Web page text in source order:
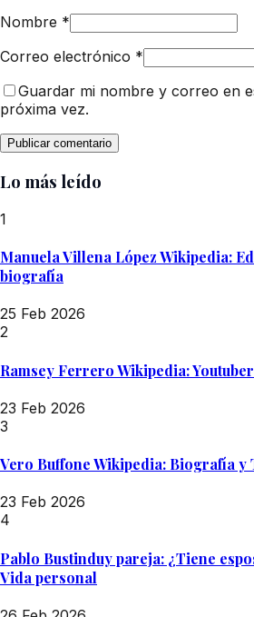
Nombre *
Correo electrónico *
Guardar mi nombre y correo en
próxima vez.
Lo más leído
1
Manuela Villena López Wikipedia:
biografía
25 Feb 2026
2
Ramsey Ferrero Wikipedia:
23 Feb 2026
3
Vero Buffone Wikipedia: Biografía
23 Feb 2026
4
Pablo Bustinduy pareja: ¿Tiene
Vida personal